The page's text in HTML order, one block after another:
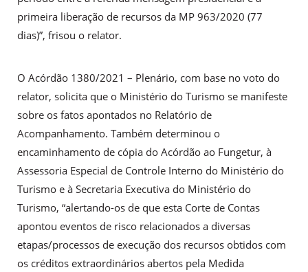
primeira liberação de recursos da MP 963/2020 (77
dias)”, frisou o relator.
O Acórdão 1380/2021 – Plenário, com base no voto do
relator, solicita que o Ministério do Turismo se manifeste
sobre os fatos apontados no Relatório de
Acompanhamento. Também determinou o
encaminhamento de cópia do Acórdão ao Fungetur, à
Assessoria Especial de Controle Interno do Ministério do
Turismo e à Secretaria Executiva do Ministério do
Turismo, “alertando-os de que esta Corte de Contas
apontou eventos de risco relacionados a diversas
etapas/processos de execução dos recursos obtidos com
os créditos extraordinários abertos pela Medida